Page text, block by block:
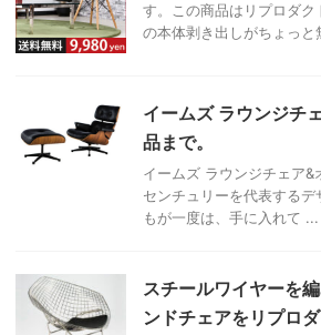
す。この商品はリプロダ
の本体剥き出しがちょっ
イームズ ラウンジチ
品まで。
イームズ ラウンジチェア
センチュリーを代表する
もが一度は、手に入れて ...
スチールワイヤーを
ンドチェアをリプロ